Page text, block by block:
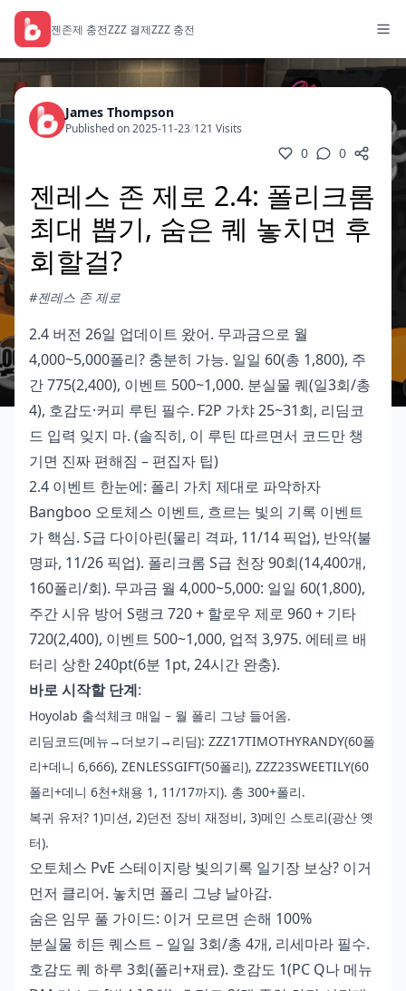
젠존제 충전ZZZ 결제ZZZ 충전
James Thompson
Published on 2025-11-23/121 Visits
0 0
젠레스 존 제로 2.4: 폴리크롬
최대 뽑기, 숨은 퀘 놓치면 후
회할걸?
#젠레스 존 제로
2.4 버전 26일 업데이트 왔어. 무과금으로 월
4,000~5,000폴리? 충분히 가능. 일일 60(총 1,800), 주
간 775(2,400), 이벤트 500~1,000. 분실물 퀘(일3회/총
4), 호감도·커피 루틴 필수. F2P 가챠 25~31회, 리딤코
드 입력 잊지 마. (솔직히, 이 루틴 따르면서 코드만 챙
기면 진짜 편해짐 – 편집자 팁)
2.4 이벤트 한눈에: 폴리 가치 제대로 파악하자
Bangboo 오토체스 이벤트, 흐르는 빛의 기록 이벤트
가 핵심. S급 다이아린(물리 격파, 11/14 픽업), 반악(불
명파, 11/26 픽업). 폴리크롬 S급 천장 90회(14,400개,
160폴리/회). 무과금 월 4,000~5,000: 일일 60(1,800),
주간 시유 방어 S랭크 720 + 할로우 제로 960 + 기타
720(2,400), 이벤트 500~1,000, 업적 3,975. 에테르 배
터리 상한 240pt(6분 1pt, 24시간 완충).
바로 시작할 단계:
Hoyolab 출석체크 매일 – 월 폴리 그냥 들어옴.
리딤코드(메뉴→더보기→리딤): ZZZ17TIMOTHYRANDY(60폴
리+데니 6,666), ZENLESSGIFT(50폴리), ZZZ23SWEETILY(60
폴리+데니 6천+채용 1, 11/17까지). 총 300+폴리.
복귀 유저? 1)미션, 2)던전 장비 재정비, 3)메인 스토리(광산 옛
터).
오토체스 PvE 스테이지랑 빛의기록 일기장 보상? 이거
먼저 클리어. 놓치면 폴리 그냥 날아감.
숨은 임무 풀 가이드: 이거 모르면 손해 100%
분실물 히든 퀘스트 – 일일 3회/총 4개, 리세마라 필수.
호감도 퀘 하루 3회(폴리+재료). 호감도 1(PC Q나 메뉴